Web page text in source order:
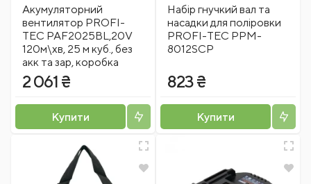
Акумуляторний
вентилятор PROFI-
TEC PAF2025BL,20V
120м\хв, 25 м куб., без
акк та зар, коробка
2 061 ₴
Купити
Набір гнучкий вал та
насадки для поліровки
PROFI-TEC PPM-
8012SCP
823 ₴
Купити